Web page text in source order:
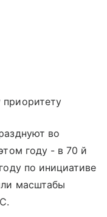
во
году - в 70 й
по инициативе
масштабы